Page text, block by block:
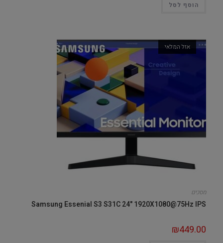
הוסף לסל
אזל המלאי
מסכים
Samsung Essenial S3 S31C 24" 1920X1080@75Hz IPS
₪449.00